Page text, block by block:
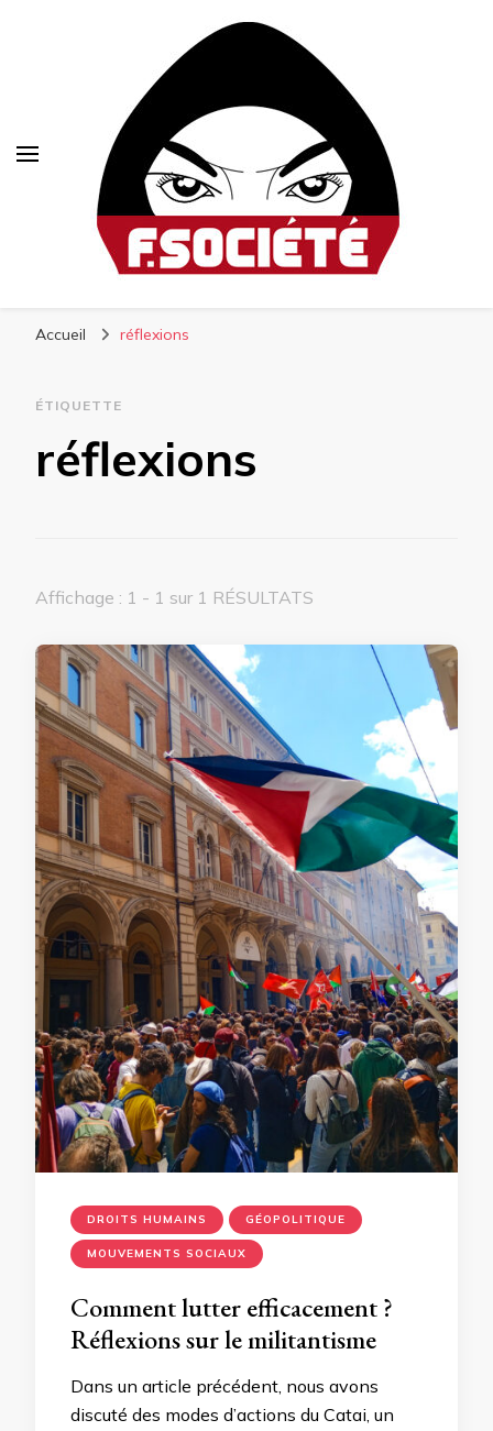
Accueil réflexions
ÉTIQUETTE
réflexions
Affichage : 1 - 1 sur 1 RÉSULTATS
DROITS HUMAINS GÉOPOLITIQUE
MOUVEMENTS SOCIAUX
Comment lutter efficacement ?
Réflexions sur le militantisme
Dans un article précédent, nous avons
discuté des modes d’actions du Catai, un